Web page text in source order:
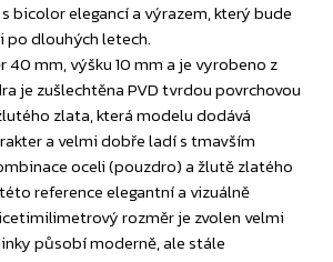
bicolor elegancí a výrazem, který bude
dlouhých letech.
40 mm, výšku 10 mm a je vyrobeno z
je zušlechtěna PVD tvrdou povrchovou
zlata, která modelu dodává
a velmi dobře ladí s tmavším
oceli (pouzdro) a žlutě zlatého
reference elegantní a vizuálně
rozměr je zvolen velmi
působí moderně, ale stále